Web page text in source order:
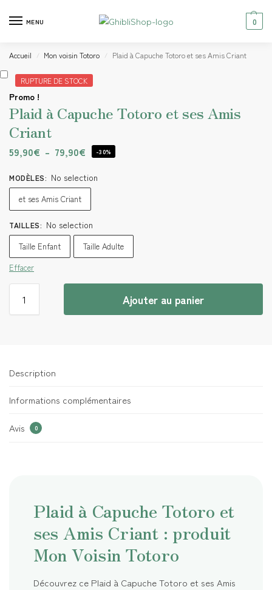
MENU 0
Accueil / Mon voisin Totoro / Plaid à Capuche Totoro et ses Amis Criant
RUPTURE DE STOCK
Promo !
Plaid à Capuche Totoro et ses Amis
Criant
59,90€ – 79,90€ -30%
MODÈLES: No selection
et ses Amis Criant
TAILLES: No selection
Taille Enfant
Taille Adulte
Effacer
Ajouter au panier
Description
Informations complémentaires
Avis 0
Plaid à Capuche Totoro et
ses Amis Criant : produit
Mon Voisin Totoro
Découvrez ce Plaid à Capuche Totoro et ses Amis